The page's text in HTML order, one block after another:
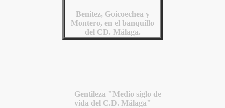
Benitez, Goicoechea y
Montero, en el banquillo
del CD. Málaga.
Gentileza "Medio siglo de
vida del C.D. Málaga"